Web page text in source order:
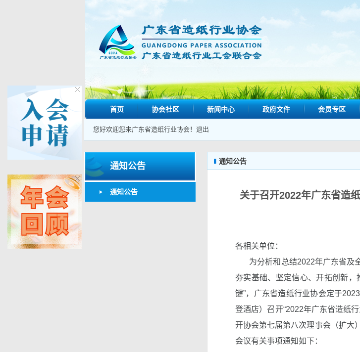
首页 协会社区 新闻中心 政府文件 会员专区
您好欢迎您来广东省造纸行业协会！ 退出
通知公告
通知公告
通知公告
关于召开2022年广东省造
各相关单位：
为分析和总结2022年广东省及全
夯实基础、坚定信心、开拓创新，
键”，广东省造纸行业协会定于
登酒店）召开“2022年广东省造纸
开协会第七届第八次理事会（扩大
会议有关事项通知如下：